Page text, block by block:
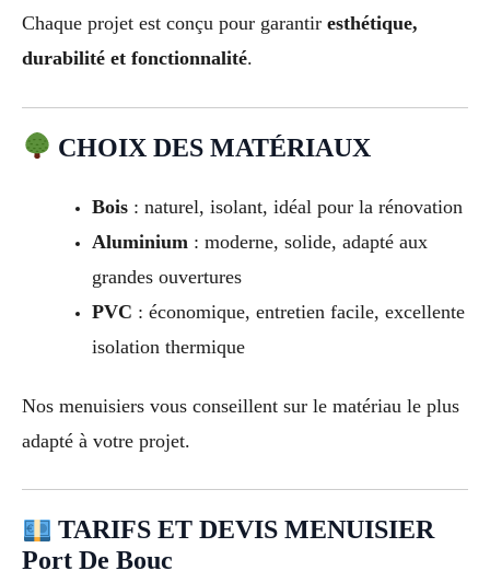
Chaque projet est conçu pour garantir esthétique,
durabilité et fonctionnalité.
CHOIX DES MATÉRIAUX
Bois: naturel, isolant, idéal pour la rénovation
Aluminium : moderne, solide, adapté aux
grandes ouvertures
PVC : économique, entretien facile, excellente
isolation thermique
Nos menuisiers vous conseillent sur le matériau le plus
adapté à votre projet.
TARIFS ET DEVIS MENUISIER
Port De Bouc